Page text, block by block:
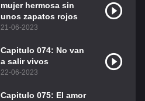
mujer hermosa sin
unos zapatos rojos
21-06-2023
Capitulo 074: No van
a salir vivos
22-06-2023
Capitulo 075: El amor